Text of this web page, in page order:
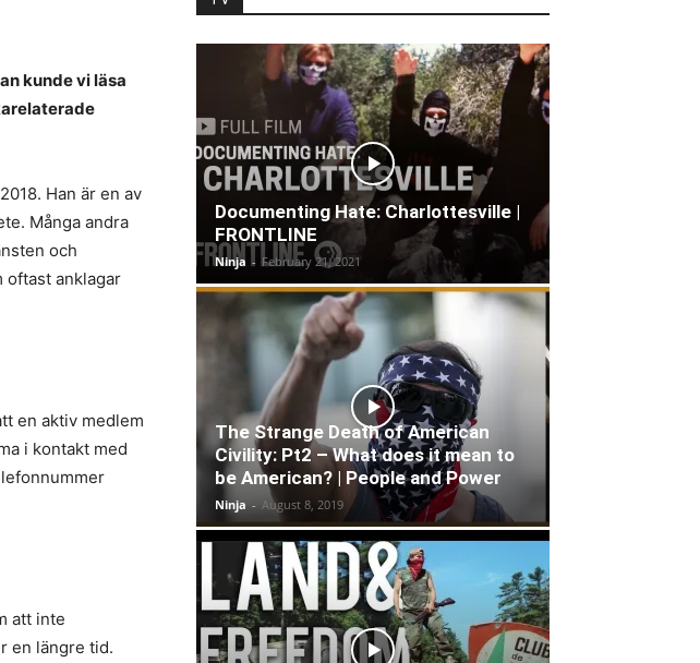
kunde vi läsa
Han är en av
Många andra
och
oftast anklagar
en aktiv medlem
i kontakt med
att inte
en längre tid.
Documenting Hate: Charlottesville |
FRONTLINE
Ninja - February 21, 2021
The Strange Death of American
Civility: Pt2 – What does it mean to
be American? | People and Power
Ninja - August 8, 2019